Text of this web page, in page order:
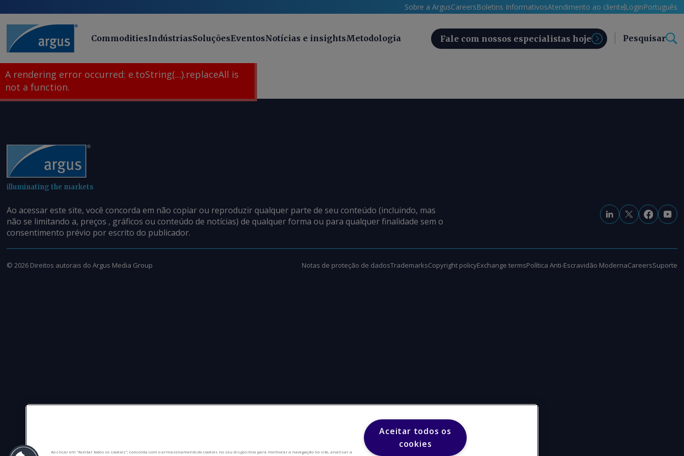
Sobre a ArgusCareersBoletins InformativosAtendimento ao cliente LoginPortuguês
CommoditiesIndústriasSoluçõesEventosNotícias e insightsMetodologia Fale com nossos especialistas hoje Pesquisar
A rendering error occurred: e.toString(...).replaceAll is
not a function.
illuminating the markets
Ao acessar este site, você concorda em não copiar ou reproduzir qualquer parte de seu conteúdo (incluindo, mas
não se limitando a, preços , gráficos ou conteúdo de notícias) de qualquer forma ou para qualquer finalidade sem o
consentimento prévio por escrito do publicador.
© 2026 Direitos autorais do Argus Media Group Notas de proteção de dadosTrademarksCopyright policyExchange termsPolítica Anti-Escravidão ModernaCareersSuporte
Ao clicar em "Aceitar todos os cookies", concorda com o armazenamento de cookies no seu dispositivo para melhorar a navegação no site, analisar a
Aceitar todos os
cookies